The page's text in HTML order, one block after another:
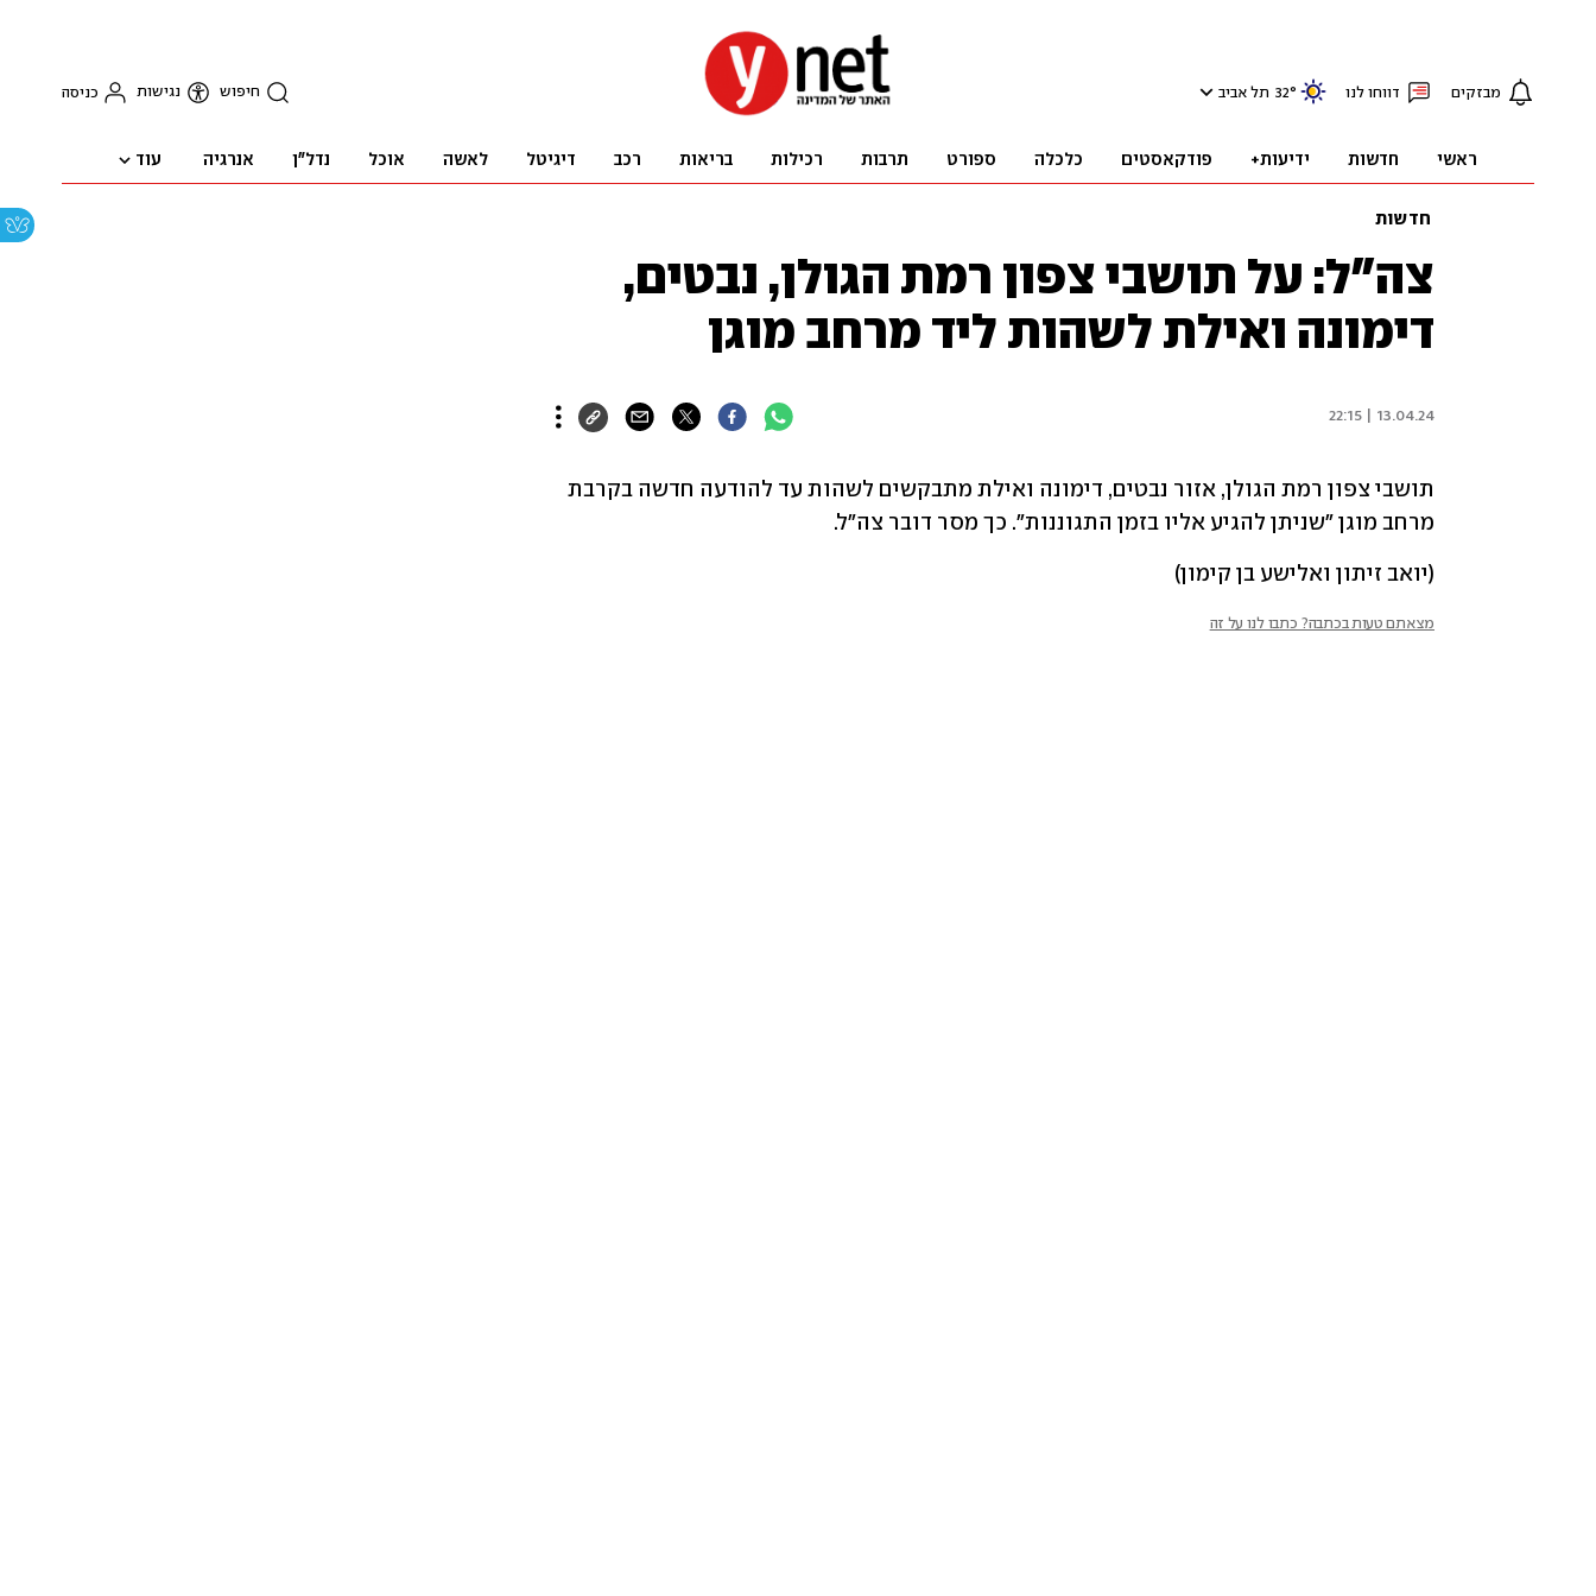
מבזקים דווחו לנו 32° תל אביב חיפוש נגישות כניסה
ראשי חדשות ידיעות+ פודקאסטים כלכלה ספורט תרבות רכילות בריאות רכב דיגיטל לאשה אוכל נדל"ן אנרגיה עוד
חדשות
צה"ל: על תושבי צפון רמת הגולן, נבטים,
דימונה ואילת לשהות ליד מרחב מוגן
13.04.24 | 22:15
מרחב מוגן "שניתן להגיע אליו בזמן התגוננות". כך מסר דובר צה"ל.
(יואב זיתון ואלישע בן קימון)
מצאתם טעות בכתבה? כתבו לנו על זה